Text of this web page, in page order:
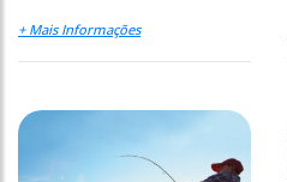
+ Mais Informações